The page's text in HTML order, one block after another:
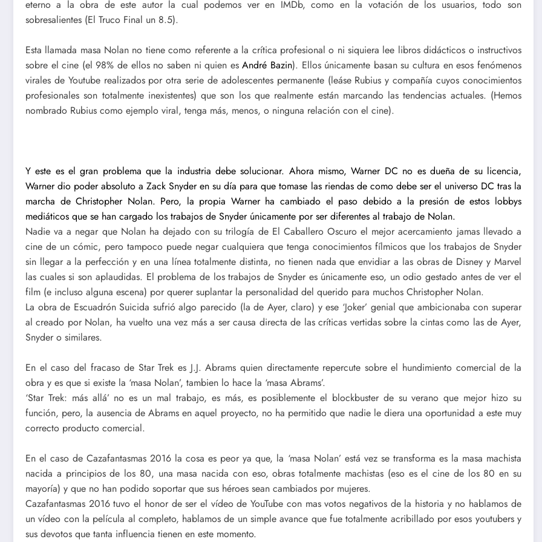
eterno a la obra de este autor la cual podemos ver en IMDb, como en la votación de los usuarios, todo son
sobresalientes (El Truco Final un 8.5).
Esta llamada masa Nolan no tiene como referente a la crítica profesional o ni siquiera lee libros didácticos o instructivos
sobre el cine (el 98% de ellos no saben ni quien esAndré Bazin). Ellos únicamente basan su cultura en esos fenómenos
virales de Youtube realizados por otra serie de adolescentes permanente (leáse Rubius y compañía cuyos conocimientos
profesionales son totalmente inexistentes) que son los que realmente están marcando las tendencias actuales. (Hemos
nombrado Rubius como ejemplo viral, tenga más, menos, o ninguna relación con el cine).
Y este es el gran problema que la industria debe solucionar. Ahora mismo, Warner DC no es dueña de su licencia,
Warner dio poder absoluto a Zack Snyder en su día para que tomase las riendas de como debe ser el universo DC tras la
marcha de Christopher Nolan. Pero, la propia Warner ha cambiado el paso debido a la presión de estos lobbys
mediáticos que se han cargado los trabajos de Snyder únicamente por ser diferentes al trabajo de Nolan.
Nadie va a negar que Nolan ha dejado con su trilogía de El Caballero Oscuro el mejor acercamiento jamas llevado a
cine de un cómic, pero tampoco puede negar cualquiera que tenga conocimientos fílmicos que los trabajos de Snyder
sin llegar a la perfección y en una línea totalmente distinta, no tienen nada que envidiar a las obras de Disney y Marvel
las cuales si son aplaudidas. El problema de los trabajos de Snyder es únicamente eso, un odio gestado antes de ver el
film (e incluso alguna escena) por querer suplantar la personalidad del querido para muchos Christopher Nolan.
La obra de Escuadrón Suicida sufrió algo parecido (la de Ayer, claro) y ese ‘Joker’ genial que ambicionaba con superar
al creado por Nolan, ha vuelto una vez más a ser causa directa de las críticas vertidas sobre la cintas como las de Ayer,
Snyder o similares.
En el caso del fracaso de Star Trek es J.J. Abrams quien directamente repercute sobre el hundimiento comercial de la
obra y es que si existe la ‘masa Nolan’, tambien lo hace la ‘masa Abrams’.
‘Star Trek: más allá’ no es un mal trabajo, es más, es posiblemente el blockbuster de su verano que mejor hizo su
función, pero, la ausencia de Abrams en aquel proyecto, no ha permitido que nadie le diera una oportunidad a este muy
correcto producto comercial.
En el caso de Cazafantasmas 2016 la cosa es peor ya que, la ‘masa Nolan’ está vez se transforma es la masa machista
nacida a principios de los 80, una masa nacida con eso, obras totalmente machistas (eso es el cine de los 80 en su
mayoría) y que no han podido soportar que sus héroes sean cambiados por mujeres.
Cazafantasmas 2016 tuvo el honor de ser el vídeo de YouTube con mas votos negativos de la historia y no hablamos de
un vídeo con la película al completo, hablamos de un simple avance que fue totalmente acribillado por esos youtubers y
sus devotos que tanta influencia tienen en este momento.